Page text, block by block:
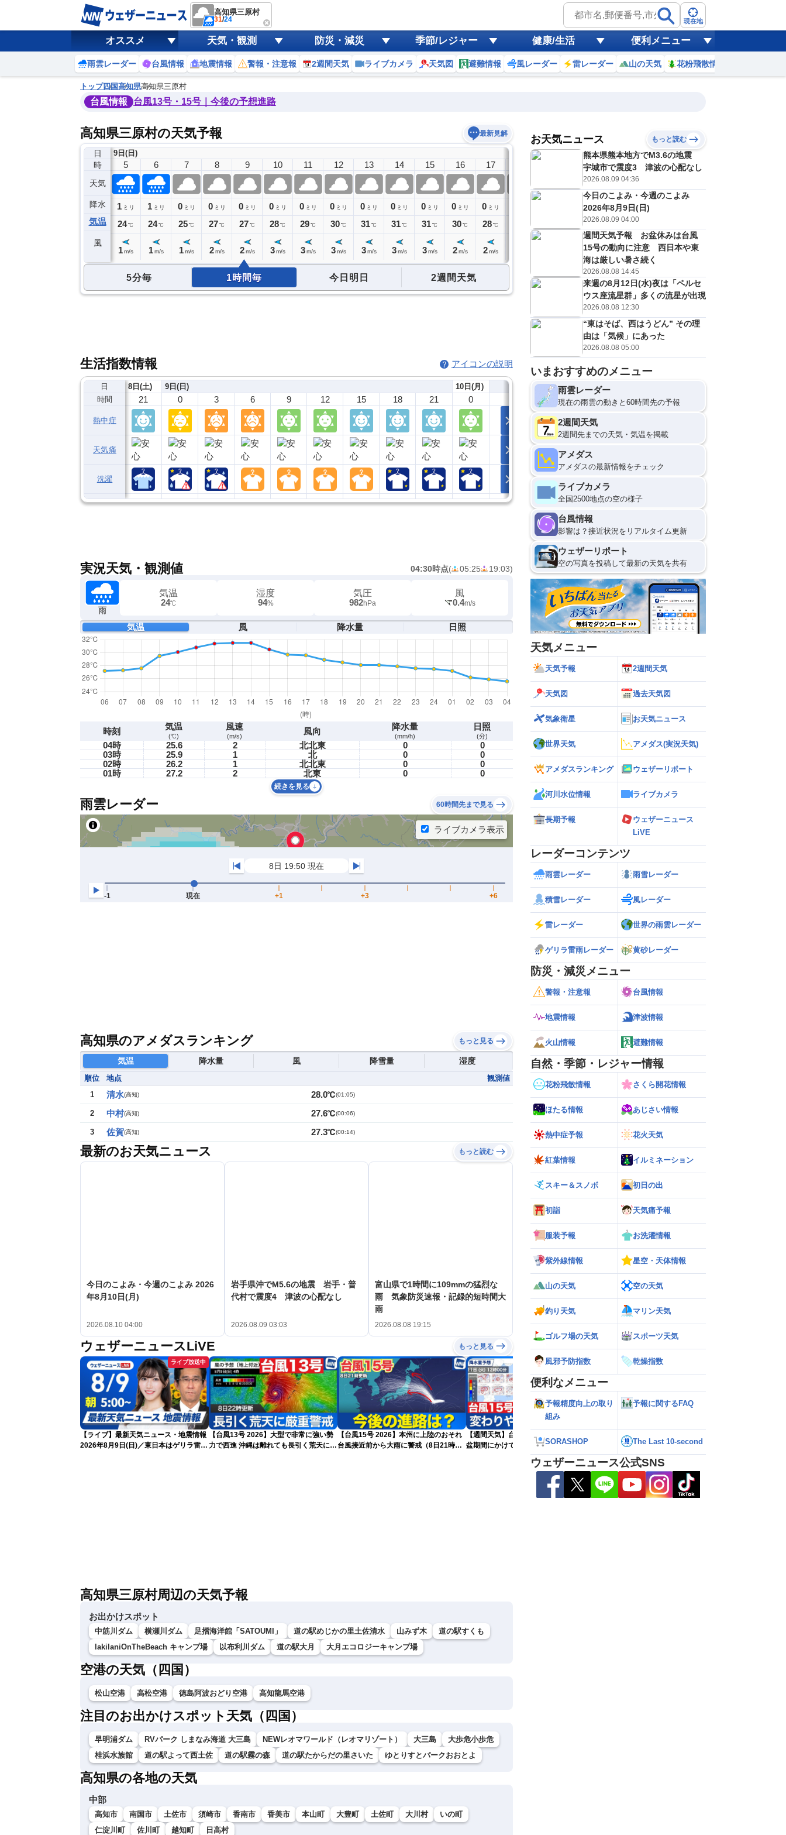
高知県三原村
31/24 現在地
オススメ 天気・観測 防災・減災 季節/レジャー 健康/生活 便利メニュー
雨雲レーダー 台風情報 地震情報 警報・注意報 2週間天気 ライブカメラ 天気図 避難情報 風レーダー 雷レーダー 山の天気 花粉飛散情報
トップ四国高知県高知県三原村
台風情報 台風13号・15号｜今後の予想進路
高知県三原村の天気予報 最新見解
日
時
天気
降水
気温
風
9日(日)
4
1ミリ
24℃
5
1 ミリ
24℃
1 m/s
6
1 ミリ
24℃
1 m/s
7
0 ミリ
25℃
1 m/s
8
0 ミリ
27℃
2 m/s
9
0 ミリ
27℃
2 m/s
10
0 ミリ
28℃
3 m/s
11
0 ミリ
29℃
3 m/s
12
0 ミリ
30℃
3 m/s
13
0 ミリ
31℃
3 m/s
14
0 ミリ
31℃
3 m/s
15
0 ミリ
31℃
3 m/s
16
0 ミリ
30℃
2 m/s
17
0 ミリ
28℃
2 m/s
20
ミリ
26
m/s
21
0ミリ
25
1m/s
22
0 ミリ
25
1m/s
23
1m/s 1
5分毎 1時間毎 今日明日 2週間天気
生活指数情報 アイコンの説明
日
時間
熱中症
天気痛
洗濯
8日(土)
21
9日(日)
0 3 6 9 12 15 18 21
10日(月)
0
実況天気・観測値 04:30時点( 05:25 19:03)
雨
気温
24℃
湿度
94%
気圧
982hPa
風
0.4m/s
気温 風 降水量 日照
時刻 気温
(℃)
風速
(m/s) 風向 降水量
(mm/h)
日照
(分)
04時 25.6 2 北北東 0
0
03時
25.9 1 北 0
0
02時
26.2 1 北北東 0
0
01時
27.2 2 北東 0 0
続きを見る
雨雲レーダー 60時間先まで見る
高知県のアメダスランキング もっと見る
気温 降水量 風 降雪量 湿度
順位 地点
観測値
1
清水(高知) 28.0℃(01:05)
2 中村(高知) 27.6℃(00:06)
3 佐賀(高知) 27.3℃(00:14)
最新のお天気ニュース もっと読む
今日のこよみ・今週のこよみ 2026
年8月10日(月)
2026.08.10 04:00
岩手県沖でM5.6の地震 岩手・普
代村で震度4 津波の心配なし
2026.08.09 03:03
富山県で1時間に109mmの猛烈な
雨 気象防災速報・記録的短時間大
雨
2026.08.08 19:15
ウェザーニュースLiVE もっと見る
ライブ放送中
【ライブ】最新天気ニュース・地震情報
2026年8月9日(日)／東日本はゲリラ雷雨
【台風13号 2026】大型で非常に強い勢
力で西進 沖縄は離れても長引く荒天に厳
【台風15号 2026】本州に上陸のおそれ
台風接近前から大雨に警戒（8日21時更
【週間天気】台風15号の動向に注目 お
盆期間にかけて全国的に変わりやすい天
【ゲリラ雷雨警戒】あす9日(日)も東北や
東日本で激しい雷雨のおそれ 午前中から
雨雲急発達の危険も
高知県三原村周辺の天気予報
お出かけスポット
中筋川ダム 横瀬川ダム 足摺海洋館「SATOUMI」 道の駅めじかの里土佐清水 山みず木
道の駅すくも
lakilaniOnTheBeach キャンプ場
以布利川ダム 道の駅大月 大月エコロジーキャンプ場
空港の天気（四国）
松山空港 高松空港 徳島阿波おどり空港 高知龍馬空港
注目のお出かけスポット天気（四国）
早明浦ダム RVパーク しまなみ海道 大三島 NEWレオマワールド（レオマリゾート） 大三島
大歩危小歩危
桂浜水族館
道の駅よって西土佐 道の駅霧の森 道の駅たからだの里さいた ゆとりすとパークおおとよ
高知県の各地の天気
中部
高知市 南国市 土佐市 須崎市 香南市 香美市 本山町 大豊町 土佐町 大川村
いの町
仁淀川町
佐川町 越知町 日高村
お天気ニュース もっと読む
熊本県熊本地方でM3.6の地震
宇城市で震度3 津波の心配なし
2026.08.09 04:36
今日のこよみ・今週のこよみ
2026年8月9日(日)
2026.08.09 04:00
週間天気予報 お盆休みは台風
15号の動向に注意 西日本や東
海は厳しい暑さ続く
2026.08.08 14:45
来週の8月12日(水)夜は「ペルセ
ウス座流星群」多くの流星が出現
2026.08.08 12:30
“東はそば、西はうどん” その理
由は「気候」にあった
2026.08.08 05:00
いまおすすめのメニュー
雨雲レーダー
現在の雨雲の動きと60時間先の予報
2週間天気
2週間先までの天気・気温を掲載
アメダス
アメダスの最新情報をチェック
ライブカメラ
全国2500地点の空の様子
台風情報
影響は？接近状況をリアルタイム更新
ウェザーリポート
空の写真を投稿して最新の天気を共有
天気メニュー
天気予報 2週間天気
天気図 過去天気図
気象衛星 お天気ニュース
世界天気 アメダス(実況天気)
アメダスランキング ウェザーリポート
河川水位情報 ライブカメラ
長期予報
ウェザーニュース
LiVE
レーダーコンテンツ
雨雲レーダー 雨雪レーダー
積雪レーダー 風レーダー
雷レーダー 世界の雨雲レーダー
ゲリラ雷雨レーダー 黄砂レーダー
防災・減災メニュー
警報・注意報 台風情報
地震情報 津波情報
火山情報 避難情報
自然・季節・レジャー情報
花粉飛散情報 さくら開花情報
ほたる情報 あじさい情報
熱中症予報 花火天気
紅葉情報 イルミネーション
スキー＆スノボ 初日の出
初詣 天気痛予報
服装予報 お洗濯情報
紫外線情報 星空・天体情報
山の天気 空の天気
釣り天気 マリン天気
ゴルフ場の天気 スポーツ天気
風邪予防指数 乾燥指数
便利なメニュー
予報精度向上の取り
組み
予報に関するFAQ
SORASHOP The Last 10-second
ウェザーニュース公式SNS